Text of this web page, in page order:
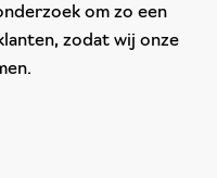
om zo een
zodat wij onze